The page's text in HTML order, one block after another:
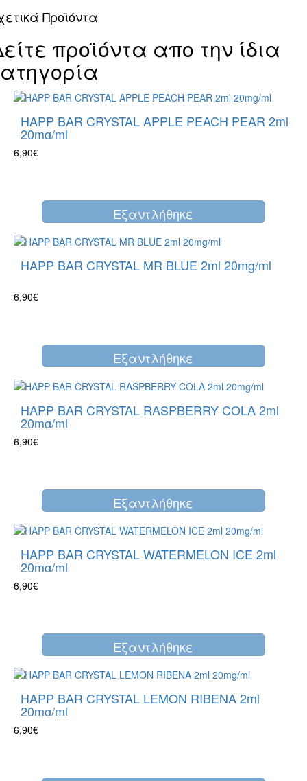
Προϊόντα
προϊόντα απο την ίδια
HAPP BAR CRYSTAL APPLE PEACH PEAR 2ml
20mg/ml
6,90€
Eξαντλήθηκε
HAPP BAR CRYSTAL MR BLUE 2ml 20mg/ml
6,90€
Eξαντλήθηκε
HAPP BAR CRYSTAL RASPBERRY COLA 2ml
20mg/ml
6,90€
Eξαντλήθηκε
HAPP BAR CRYSTAL WATERMELON ICE 2ml
20mg/ml
6,90€
Eξαντλήθηκε
HAPP BAR CRYSTAL LEMON RIBENA 2ml
20mg/ml
6,90€